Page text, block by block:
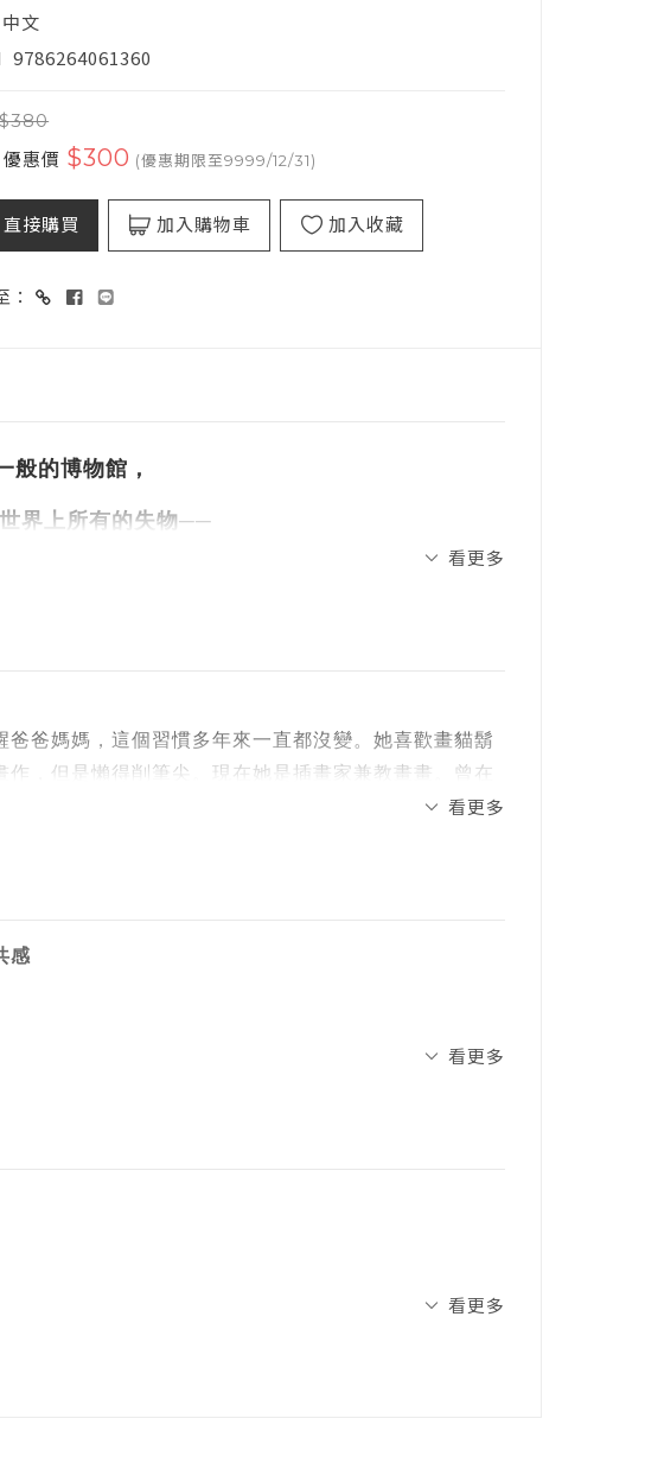
中文
9786264061360
$380
優惠價 $300 (優惠期限至9999/12/31)
直接購買 加入購物車 加入收藏
：
般的博物館，
界上所有的失物──
在找這裡──「失物博物館」。
心、在等待中流逝的時間，也有可能是走失的狗、漸
牙最佳加泰羅尼亞圖書編輯
看更多
爸媽媽，這個習慣多年來一直都沒變。她喜歡畫貓鬍
，但是懶得削筆尖。現在她是插畫家兼教畫畫。曾在
女孩爭霸戰》、《巨人的時間》、《亞哈與白鯨》
看更多
感
第一個浮現的景象是很多年前曾去過一次的臺北捷運遺
，一邊殷殷期盼服務人員在查找後能給我好消息，可
丟失的東西——無論形體的有無，為我們打開了一扇通
看更多
看更多